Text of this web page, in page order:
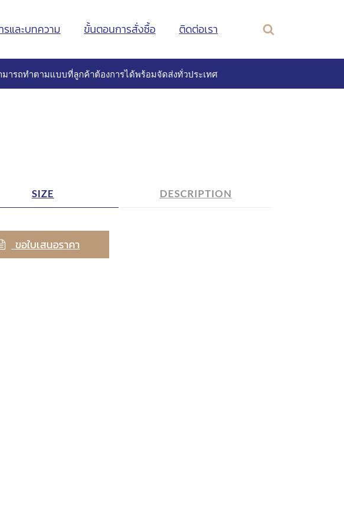
รและบทความ ขั้นตอนการสั่งซื้อ ติดต่อเรา
มารถทำตามแบบที่ลูกค้าต้องการได้พร้อมจัดส่งทั่วประเทศ
SIZE DESCRIPTION
ขอใบเสนอราคา